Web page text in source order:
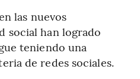
las nuevos
social han logrado
teniendo una
de redes sociales.